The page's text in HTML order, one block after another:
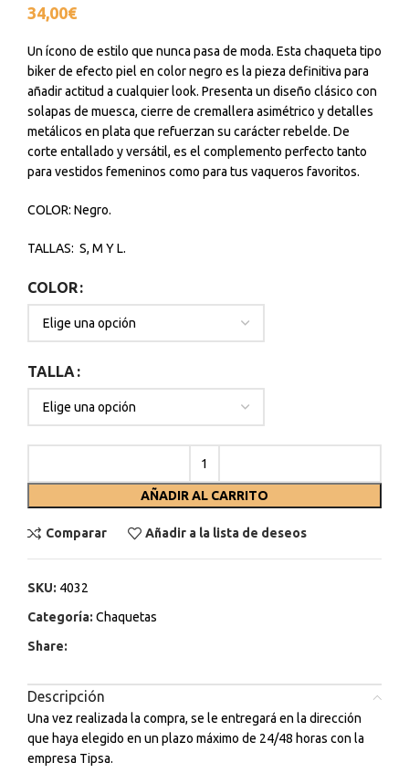
34,00€
Un ícono de estilo que nunca pasa de moda. Esta chaqueta tipo
biker de efecto piel en color negro es la pieza definitiva para
añadir actitud a cualquier look. Presenta un diseño clásico con
solapas de muesca, cierre de cremallera asimétrico y detalles
metálicos en plata que refuerzan su carácter rebelde. De
corte entallado y versátil, es el complemento perfecto tanto
para vestidos femeninos como para tus vaqueros favoritos.
COLOR: Negro.
TALLAS: S, M Y L.
COLOR
TALLA
AÑADIR AL CARRITO
Comparar Añadir a la lista de deseos
SKU: 4032
Categoría: Chaquetas
Share:
Descripción
Una vez realizada la compra, se le entregará en la dirección
que haya elegido en un plazo máximo de 24/48 horas con la
empresa Tipsa.